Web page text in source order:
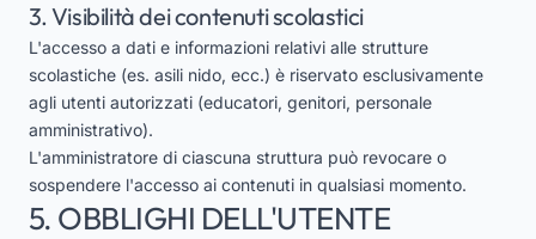
3. Visibilità dei contenuti scolastici
L'accesso a dati e informazioni relativi alle strutture
scolastiche (es. asili nido, ecc.) è riservato esclusivamente
agli utenti autorizzati (educatori, genitori, personale
amministrativo).
L'amministratore di ciascuna struttura può revocare o
sospendere l'accesso ai contenuti in qualsiasi momento.
5. OBBLIGHI DELL'UTENTE